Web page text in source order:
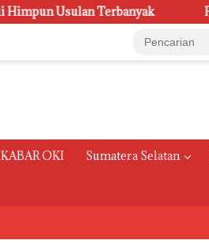
Polsri Juara Umum PORSENI
KABAR OKI Sumatera Selatan